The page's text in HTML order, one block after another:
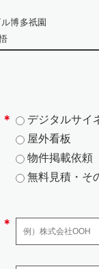
博多祇園
該当お問い合わせへ
せの方の個人情報は
事業における各種商
に業務委託する際
＊ デジタルサイ
屋外看板
物件掲載依頼
無料見積・そ
＊